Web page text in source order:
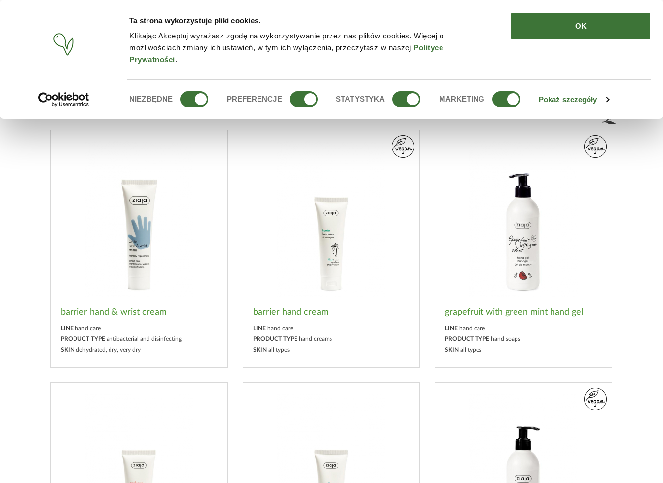
Ta strona wykorzystuje pliki cookies.
Klikając Akceptuj wyrażasz zgodę na wykorzystywanie przez nas plików cookies. Więcej o
możliwościach zmiany ich ustawień, w tym ich wyłączenia, przeczytasz w naszej Polityce
Prywatności.
zgody
NIEZBĘDNE PREFERENCJE STATYSTYKA MARKETING Pokaż szczegóły
OK
PRODUCTS CONTACT
START HAND CARE
LINES: HAND CARE
barrier hand & wrist cream
LINE hand care
PRODUCT TYPE antibacterial and disinfecting
SKIN dehydrated, dry, very dry
barrier hand cream
LINE hand care
PRODUCT TYPE hand creams
SKIN all types
grapefruit with green mint hand gel
LINE hand care
PRODUCT TYPE hand soaps
SKIN all types